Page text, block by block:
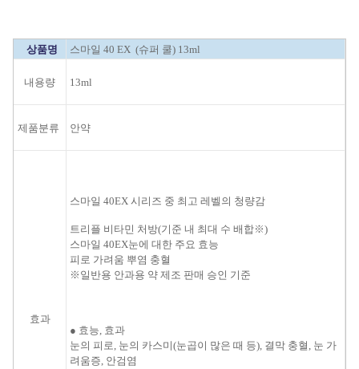
상품명 스마일 40 EX (슈퍼 쿨) 13ml
내용량 13ml
제품분류 안약
효과
스마일 40EX 시리즈 중 최고 레벨의 청량감
트리플 비타민 처방(기준 내 최대 수 배합※)
스마일 40EX눈에 대한 주요 효능
피로 가려움 뿌염 충혈
※ 일반용 안과용 약 제조 판매 승인 기준
● 효능, 효과
눈의 피로, 눈의 카스미(눈곱이 많은 때 등), 결막 충혈, 눈 가
려움증, 안검염